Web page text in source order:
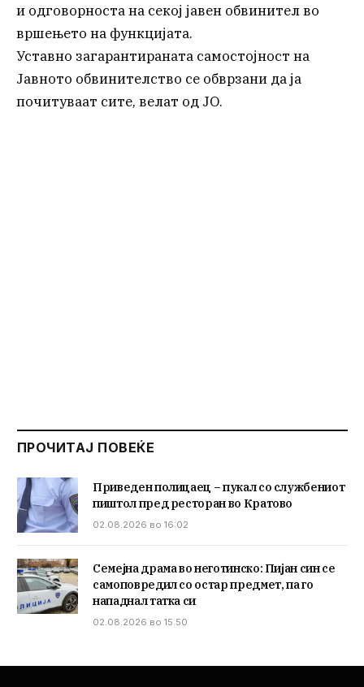
и одговорноста на секој јавен обвинител во
вршењето на функцијата.
Уставно загарантираната самостојност на
Јавното обвинителство се обврзани да ја
почитуваат сите, велат од ЈО.
ПРОЧИТАЈ ПОВЕЌЕ
Приведен полицаец – пукал со службениот
пиштол пред ресторан во Кратово
02.08.2026 во 16:02
Семејна драма во неготинско: Пијан син се
самоповредил со остар предмет, па го
нападнал татка си
02.08.2026 во 15:50